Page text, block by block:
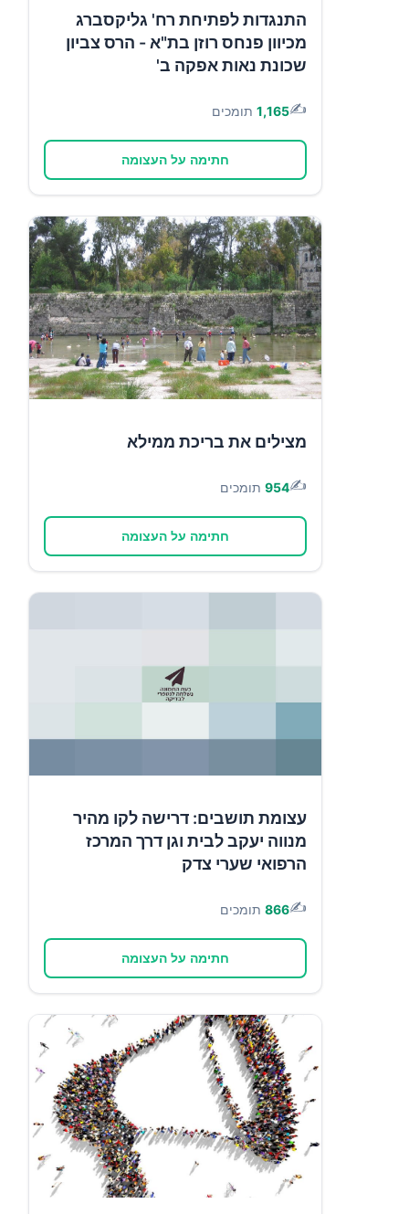
התנגדות לפתיחת רח' גליקסברג
מכיוון פנחס רוזן בת"א - הרס צביון
שכונת נאות אפקה ב'
✍️
1,165 תומכים
חתימה על העצומה
מצילים את בריכת ממילא
✍️
954 תומכים
חתימה על העצומה
עצומת תושבים: דרישה לקו מהיר
מנווה יעקב לבית וגן דרך המרכז
הרפואי שערי צדק
✍️
866 תומכים
חתימה על העצומה